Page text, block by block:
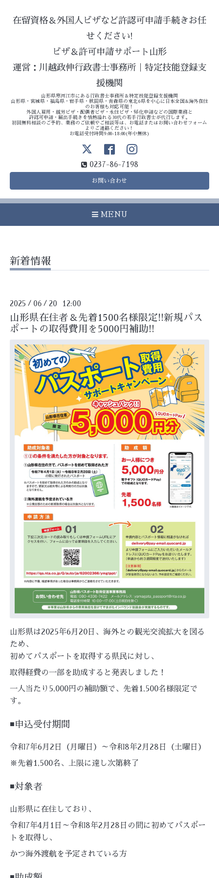
在留資格＆外国人ビザなど許認可申請手続きお任
せください!
ビザ＆許可申請サポート山形
運営：川越政伸行政書士事務所｜特定技能登録支
援機関
山形県寒河江市にある行政書士事務所＆特定技能登録支援機関
山形県・宮城県・福島県・岩手県・秋田県・青森県の東北6県を中心に日本全国&海外在住
のお客様も対応可能！
外国人雇用・就労ビザ・配偶者ビザ・永住ビザ・帰化申請などの国際業務と
許認可申請・届出手続きを情熱溢れる30代の若手行政書士が代行します。
初回無料相談のご予約、業務のご依頼やご相談等は、お電話またはお問い合わせフォーム
よりご連絡ください！
お電話受付時間9:00-18:00(年中無休)
0237-86-7198
お問い合わせ
MENU
新着情報
2025 / 06 / 20 12:00
山形県在住者＆先着1500名様限定!!新規パス
ポートの取得費用を5000円補助!!
山形県は2025年6月20日、海外との観光交流拡大を図る
ため、
初めてパスポートを取得する県民に対し、
取得経費の一部を助成すると発表しました！
一人当たり5,000円の補助額で、先着1,500名様限定で
す。
◾️申込受付期間
令和7年6月2日（月曜日）～令和8年2月28日（土曜日）
※先着1,500名、上限に達し次第終了
◾️対象者
山形県に在住しており、
令和7年4月1日～令和8年2月28日の間に初めてパスポー
トを取得し、
かつ海外渡航を予定されている方